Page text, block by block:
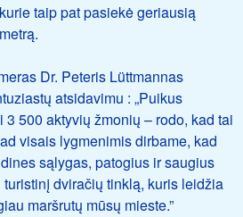
taip pat pasiekė geriausią
Dr. Peteris Lüttmannas
atsidavimu : „Puikus
500 aktyvių žmonių – rodo, kad tai
visais lygmenimis dirbame, kad
sąlygas, patogius ir saugius
dviračių tinklą, kuris leidžia
maršrutų mūsų mieste.”